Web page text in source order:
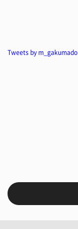
Tweets by m_gakumado